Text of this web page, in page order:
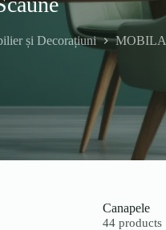
și Decorațiuni MOBILA
Canapele
44 products